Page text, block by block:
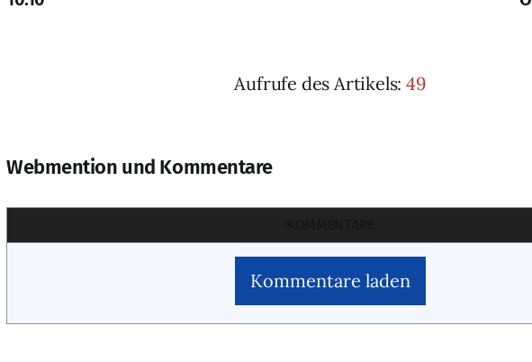
Aufrufe des Artikels: 49
Webmention und Kommentare
Kommentare laden